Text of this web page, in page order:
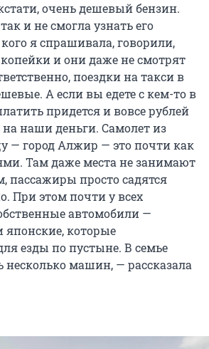
очень дешевый бензин.
и не смогла узнать его
кого я спрашивала, говорили,
копейки и они даже не смотрят
поездки на такси в
А если вы едете с кем-то в
придется и вовсе рублей
на наши деньги. Самолет из
— город Алжир — это почти как
Там даже места не занимают
пассажиры просто садятся
При этом почти у всех
автомобили —
японские, которые
езды по пустыне. В семье
машин, — рассказала